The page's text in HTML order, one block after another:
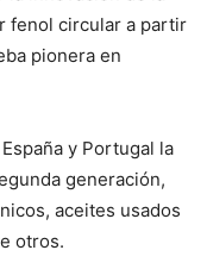
fenol circular a partir
pionera en
y Portugal la
generación,
aceites usados
otros.